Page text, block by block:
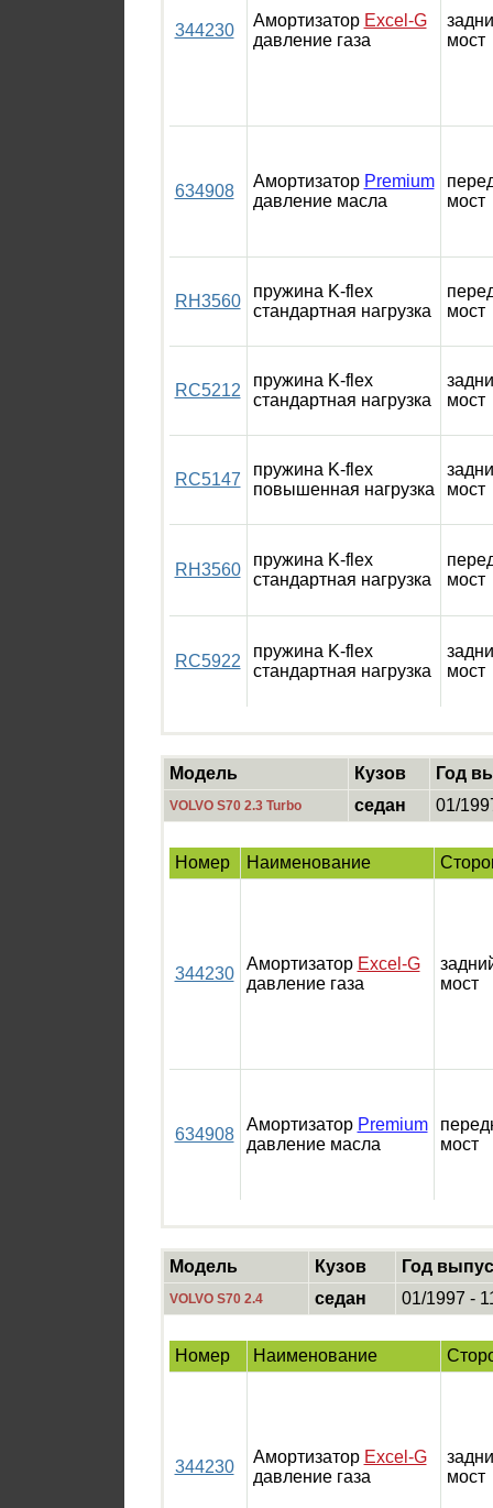
344230
Амортизатор Excel-G
давление газа
мост
634908
Амортизатор Premium
давление масла
мост
RH3560
пружина K-flex
стандартная нагрузка
мост
RC5212
пружина K-flex
стандартная нагрузка
мост
RC5147
пружина K-flex
повышенная нагрузка
мост
RH3560
пружина K-flex
стандартная нагрузка
мост
RC5922
пружина K-flex
стандартная нагрузка
мост
Модель Кузов Год
VOLVO S70 2.3 Turbo седан 01/
Номер Наименование
344230
Амортизатор Excel-G
давление газа
мост
634908
Амортизатор Premium
давление масла
мост
Модель Кузов Год
VOLVO S70 2.4 седан 01/1997 -
Номер Наименование
344230
Амортизатор Excel-G
давление газа
мост